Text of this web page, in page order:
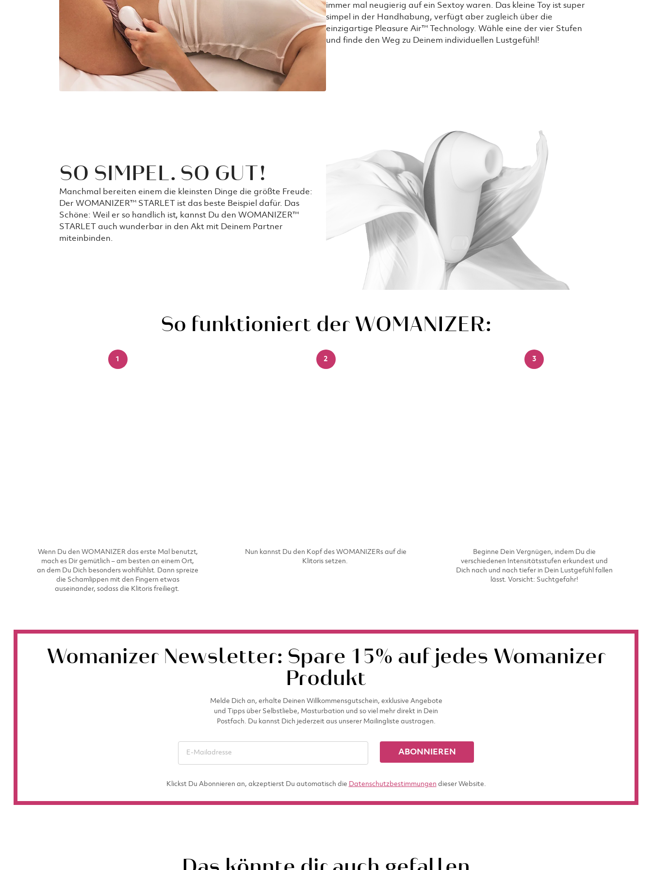
immer mal neugierig auf ein Sextoy waren. Das kleine Toy ist super
simpel in der Handhabung, verfügt aber zugleich über die
einzigartige Pleasure Air™ Technology. Wähle eine der vier Stufen
und finde den Weg zu Deinem individuellen Lustgefühl!
SO SIMPEL. SO GUT!
Manchmal bereiten einem die kleinsten Dinge die größte Freude:
Der WOMANIZER™ STARLET ist das beste Beispiel dafür. Das
Schöne: Weil er so handlich ist, kannst Du den WOMANIZER™
STARLET auch wunderbar in den Akt mit Deinem Partner
miteinbinden.
So funktioniert der WOMANIZER:
1
Wenn Du den WOMANIZER das erste Mal benutzt,
mach es Dir gemütlich – am besten an einem Ort,
an dem Du Dich besonders wohlfühlst. Dann spreize
die Schamlippen mit den Fingern etwas
auseinander, sodass die Klitoris freiliegt.​ ​
2
Nun kannst Du den Kopf des WOMANIZERs auf die
Klitoris setzen.​ ​
3
Beginne Dein Vergnügen, indem Du die
verschiedenen Intensitätsstufen erkundest und
Dich nach und nach tiefer in Dein Lustgefühl fallen
lässt. Vorsicht: Suchtgefahr!
Womanizer Newsletter: Spare 15% auf jedes Womanizer
Produkt
Melde Dich an, erhalte Deinen Willkommensgutschein, exklusive Angebote
und Tipps über Selbstliebe, Masturbation und so viel mehr direkt in Dein
Postfach. Du kannst Dich jederzeit aus unserer Mailingliste austragen.
ABONNIEREN
Klickst Du Abonnieren an, akzeptierst Du automatisch die Datenschutzbestimmungen dieser Website.